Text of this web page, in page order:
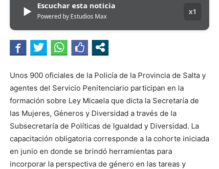
▶ Escuchar esta noticia
Powered by Estudios Max
x1
Unos 900 oficiales de la Policía de la Provincia de Salta y
agentes del Servicio Penitenciario participan en la
formación sobre Ley Micaela que dicta la Secretaría de
las Mujeres, Géneros y Diversidad a través de la
Subsecretaría de Políticas de Igualdad y Diversidad. La
capacitación obligatoria corresponde a la cohorte iniciada
en junio en donde se brindó herramientas para
incorporar la perspectiva de género en las tareas y